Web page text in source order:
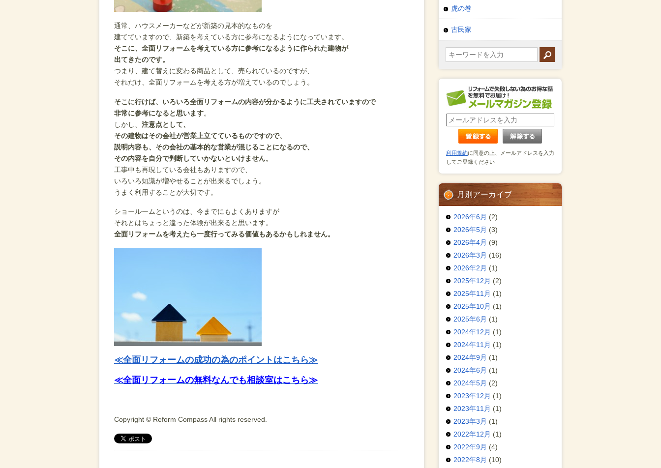
通常、ハウスメーカーなどが新築の見本的なものを
建てていますので、新築を考えている方に参考になるようになっています。
そこに、全面リフォームを考えている方に参考になるように作られた建物が
出てきたのです。
つまり、建て替えに変わる商品として、売られているのですが、
それだけ、全面リフォームを考える方が増えているのでしょう。
そこに行けば、いろいろ全面リフォームの内容が分かるように工夫されていますので
非常に参考になると思います。
しかし、 注意点として、
その建物はその会社が営業上立てているものですので、
説明内容も、その会社の基本的な営業が混じることになるので、
その内容を自分で判断していかないといけません。
工事中も再現している会社もありますので、
いろいろ知識が増やせることが出来るでしょう。
うまく利用することが大切です。
ショールームというのは、今までにもよくありますが
それとはちょっと違った体験が出来ると思います。
全面リフォームを考えたら一度行ってみる価値もあるかもしれません。
≪全面リフォームの成功の為のポイントはこちら≫
≪全面リフォームの無料なんでも相談室はこちら≫
Copyright © Reform Compass All rights reserved.
虎の巻
古民家
利用規約に同意の上、メールアドレスを入力
してご登録ください
月別アーカイブ
2026年6月 (2)
2026年5月 (3)
2026年4月 (9)
2026年3月 (16)
2026年2月 (1)
2025年12月 (2)
2025年11月 (1)
2025年10月 (1)
2025年6月 (1)
2024年12月 (1)
2024年11月 (1)
2024年9月 (1)
2024年6月 (1)
2024年5月 (2)
2023年12月 (1)
2023年11月 (1)
2023年3月 (1)
2022年12月 (1)
2022年9月 (4)
2022年8月 (10)